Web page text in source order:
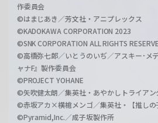
作委員会
©はまじあき／芳文社・アニプレックス
©KADOKAWA CORPORATION 2023
©SNK CORPORATION ALL RIGHTS
©高橋弥七郎／いとうのいぢ／アスキー･メ
ャナF』製作委員会
©PROJECT YOHANE
©矢吹健太朗／集英社・あやかしトライアン
©赤坂アカ×横槍メンゴ／集英社・【推しの
©Pyramid,Inc.／成子坂製作所